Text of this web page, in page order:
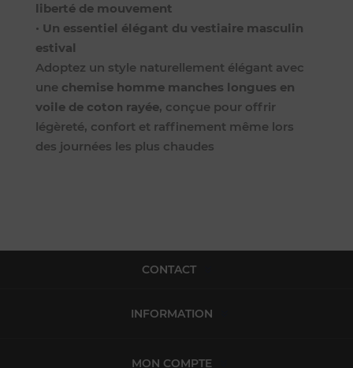
liberté de mouvement
• Un essentiel élégant du vestiaire masculin
estival
Adoptez un style naturellement élégant avec
une chemise homme manches longues en
voile de coton rayée, conçue pour offrir
légèreté, confort et raffinement même lors
des journées les plus chaudes
CONTACT
INFORMATION
MON COMPTE